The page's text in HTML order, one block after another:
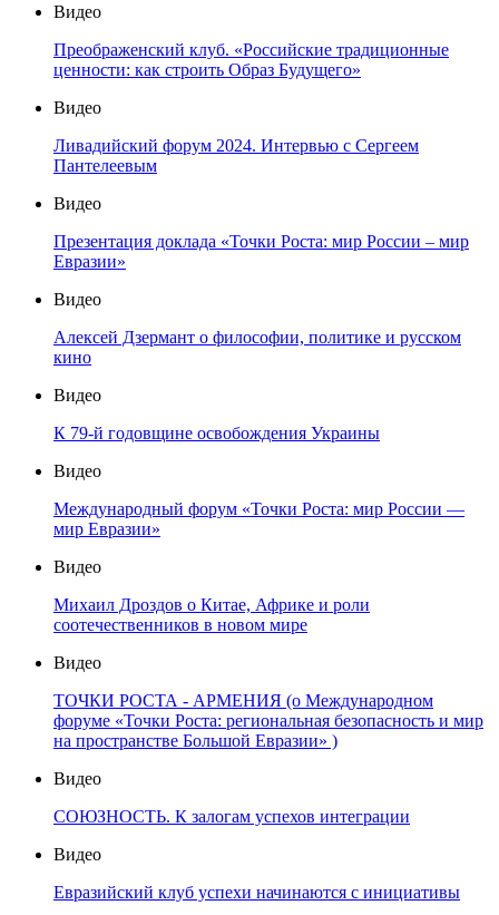
Видео
Преображенский клуб. «Российские традиционные
ценности: как строить Образ Будущего»
Видео
Ливадийский форум 2024. Интервью с Сергеем
Пантелеевым
Видео
Презентация доклада «Точки Роста: мир России – мир
Евразии»
Видео
Алексей Дзермант о философии, политике и русском
кино
Видео
К 79-й годовщине освобождения Украины
Видео
Международный форум «Точки Роста: мир России —
мир Евразии»
Видео
Михаил Дроздов о Китае, Африке и роли
соотечественников в новом мире
Видео
ТОЧКИ РОСТА - АРМЕНИЯ (о Международном
форуме «Точки Роста: региональная безопасность и мир
на пространстве Большой Евразии» )
Видео
СОЮЗНОСТЬ. К залогам успехов интеграции
Видео
Евразийский клуб успехи начинаются с инициативы